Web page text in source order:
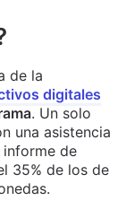
de la
digitales
. Un solo
una asistencia
informe de
35% de los de